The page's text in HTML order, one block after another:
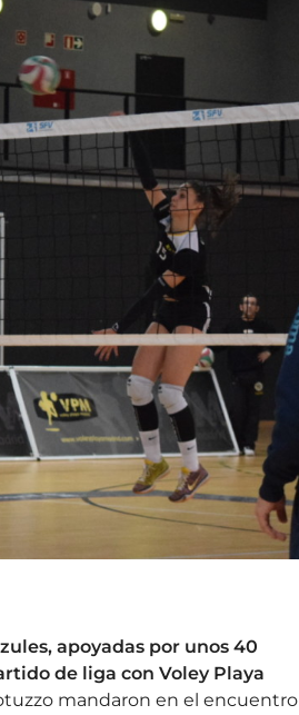
apoyadas por unos 40
de liga con Voley Playa
mandaron en el